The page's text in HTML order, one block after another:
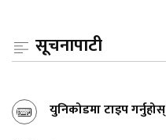
सूचनापाटी
युनिकोडमा टाइप गर्नुहोस्